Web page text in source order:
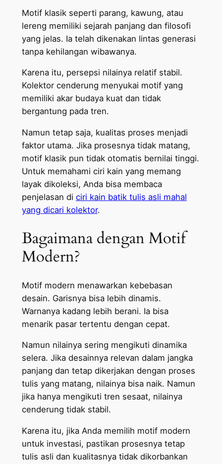
Motif klasik seperti parang, kawung, atau
lereng memiliki sejarah panjang dan filosofi
yang jelas. Ia telah dikenakan lintas generasi
tanpa kehilangan wibawanya.
Karena itu, persepsi nilainya relatif stabil.
Kolektor cenderung menyukai motif yang
memiliki akar budaya kuat dan tidak
bergantung pada tren.
Namun tetap saja, kualitas proses menjadi
faktor utama. Jika prosesnya tidak matang,
motif klasik pun tidak otomatis bernilai tinggi.
Untuk memahami ciri kain yang memang
layak dikoleksi, Anda bisa membaca
penjelasan di ciri kain batik tulis asli mahal
yang dicari kolektor.
Bagaimana dengan Motif
Modern?
Motif modern menawarkan kebebasan
desain. Garisnya bisa lebih dinamis.
Warnanya kadang lebih berani. Ia bisa
menarik pasar tertentu dengan cepat.
Namun nilainya sering mengikuti dinamika
selera. Jika desainnya relevan dalam jangka
panjang dan tetap dikerjakan dengan proses
tulis yang matang, nilainya bisa naik. Namun
jika hanya mengikuti tren sesaat, nilainya
cenderung tidak stabil.
Karena itu, jika Anda memilih motif modern
untuk investasi, pastikan prosesnya tetap
tulis asli dan kualitasnya tidak dikorbankan